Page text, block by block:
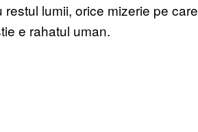
lumii, orice mizerie pe care
e rahatul uman.